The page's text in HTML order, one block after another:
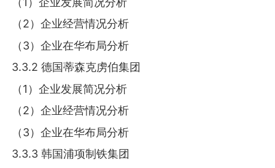
（2）企业经营情况分析
（3）企业在华布局分析
3.3.2 德国蒂森克虏伯集团
（1）企业发展简况分析
（2）企业经营情况分析
（3）企业在华布局分析
3.3.3 韩国浦项制铁集团